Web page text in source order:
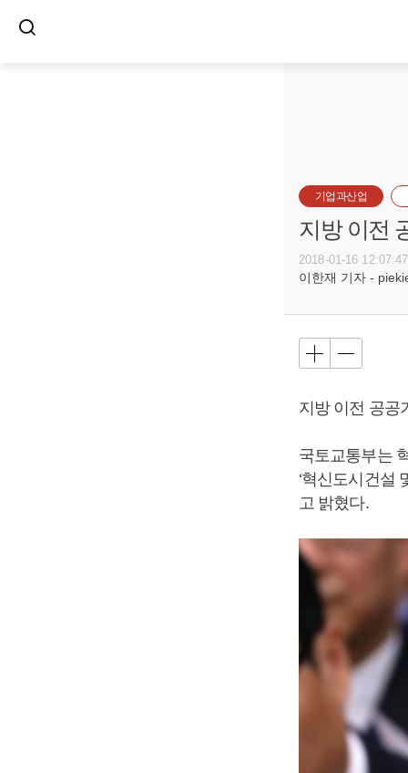
기업과산업
지방 이전
2018-01-16 12:07:47
이한재 기자 -
지방 이전 공공
국토교통부는
‘혁신도시건설
고 밝혔다.